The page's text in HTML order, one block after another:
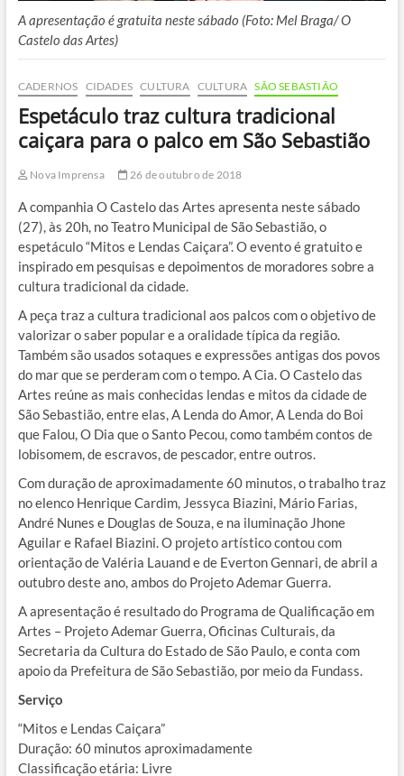
A apresentação é gratuita neste sábado (Foto: Mel Braga/ O
Castelo das Artes)
CADERNOS CIDADES CULTURA CULTURA SÃO SEBASTIÃO
Espetáculo traz cultura tradicional
caiçara para o palco em São Sebastião
Nova Imprensa 26 de outubro de 2018
A companhia O Castelo das Artes apresenta neste sábado
(27), às 20h, no Teatro Municipal de São Sebastião, o
espetáculo “Mitos e Lendas Caiçara”. O evento é gratuito e
inspirado em pesquisas e depoimentos de moradores sobre a
cultura tradicional da cidade.
A peça traz a cultura tradicional aos palcos com o objetivo de
valorizar o saber popular e a oralidade típica da região.
Também são usados sotaques e expressões antigas dos povos
do mar que se perderam com o tempo. A Cia. O Castelo das
Artes reúne as mais conhecidas lendas e mitos da cidade de
São Sebastião, entre elas, A Lenda do Amor, A Lenda do Boi
que Falou, O Dia que o Santo Pecou, como também contos de
lobisomem, de escravos, de pescador, entre outros.
Com duração de aproximadamente 60 minutos, o trabalho traz
no elenco Henrique Cardim, Jessyca Biazini, Mário Farias,
André Nunes e Douglas de Souza, e na iluminação Jhone
Aguilar e Rafael Biazini. O projeto artístico contou com
orientação de Valéria Lauand e de Everton Gennari, de abril a
outubro deste ano, ambos do Projeto Ademar Guerra.
A apresentação é resultado do Programa de Qualificação em
Artes – Projeto Ademar Guerra, Oficinas Culturais, da
Secretaria da Cultura do Estado de São Paulo, e conta com
apoio da Prefeitura de São Sebastião, por meio da Fundass.
Serviço
“Mitos e Lendas Caiçara”
Duração: 60 minutos aproximadamente
Classificação etária: Livre